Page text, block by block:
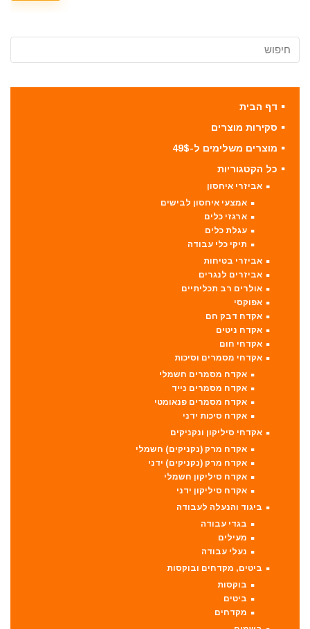
דף הבית
סקירות מוצרים
מוצרים משלימים ל-49$
כל הקטגוריות
אביזרי איחסון
אמצעי איחסון לבישים
ארגזי כלים
עגלת כלים
תיקי כלי עבודה
אביזרי בטיחות
אביזרים לנגרים
אולרים רב תכליתיים
אפוקסי
אקדח דבק חם
אקדח ניטים
אקדחי חום
אקדחי מסמרים וסיכות
אקדח מסמרים חשמלי
אקדח מסמרים נייד
אקדח מסמרים פנאומטי
אקדח סיכות ידני
אקדחי סיליקון ונקניקים
אקדח מרק (נקניקים) חשמלי
אקדח מרק (נקניקים) ידני
אקדח סיליקון חשמלי
אקדח סיליקון ידני
ביגוד והנעלה לעבודה
בגדי עבודה
מעילים
נעלי עבודה
ביטים, מקדחים ובוקסות
בוקסות
ביטים
מקדחים